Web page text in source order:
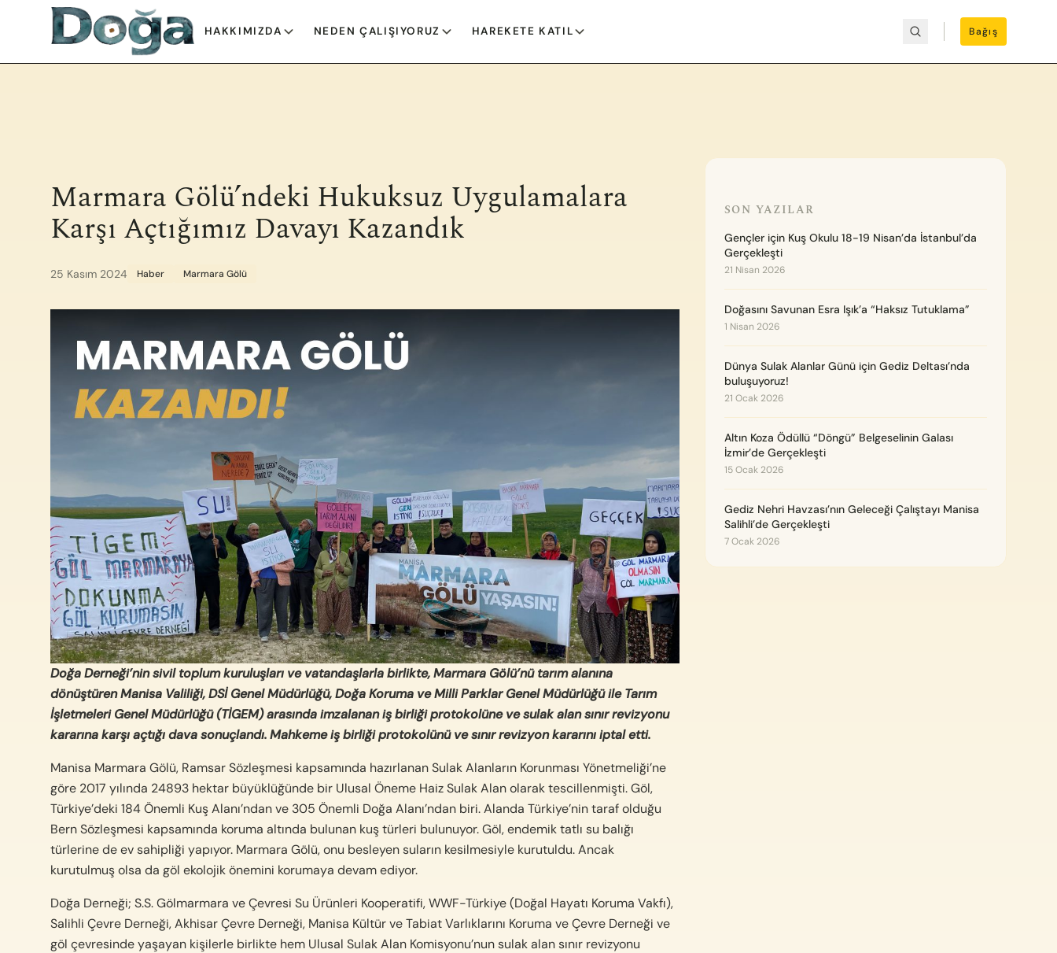
İçeriğe geç
HAKKIMIZDA NEDEN ÇALIŞIYORUZ HAREKETE KATIL Bağış
Marmara Gölü’ndeki Hukuksuz Uygulamalara
Karşı Açtığımız Davayı Kazandık
25 Kasım 2024 Haber Marmara Gölü
Doğa Derneği’nin sivil toplum kuruluşları ve vatandaşlarla birlikte, Marmara Gölü’nü tarım alanına
dönüştüren Manisa Valiliği, DSİ Genel Müdürlüğü, Doğa Koruma ve Milli Parklar Genel Müdürlüğü ile Tarım
İşletmeleri Genel Müdürlüğü (TİGEM) arasında imzalanan iş birliği protokolüne ve sulak alan sınır revizyonu
kararına karşı açtığı dava sonuçlandı. Mahkeme iş birliği protokolünü ve sınır revizyon kararını iptal etti.
Manisa Marmara Gölü, Ramsar Sözleşmesi kapsamında hazırlanan Sulak Alanların Korunması Yönetmeliği’ne
göre 2017 yılında 24893 hektar büyüklüğünde bir Ulusal Öneme Haiz Sulak Alan olarak tescillenmişti. Göl,
Türkiye’deki 184 Önemli Kuş Alanı’ndan ve 305 Önemli Doğa Alanı’ndan biri. Alanda Türkiye’nin taraf olduğu
Bern Sözleşmesi kapsamında koruma altında bulunan kuş türleri bulunuyor. Göl, endemik tatlı su balığı
türlerine de ev sahipliği yapıyor. Marmara Gölü, onu besleyen suların kesilmesiyle kurutuldu. Ancak
kurutulmuş olsa da göl ekolojik önemini korumaya devam ediyor.
Doğa Derneği; S.S. Gölmarmara ve Çevresi Su Ürünleri Kooperatifi, WWF-Türkiye (Doğal Hayatı Koruma Vakfı),
Salihli Çevre Derneği, Akhisar Çevre Derneği, Manisa Kültür ve Tabiat Varlıklarını Koruma ve Çevre Derneği ve
göl çevresinde yaşayan kişilerle birlikte hem Ulusal Sulak Alan Komisyonu’nun sulak alan sınır revizyonu
SON YAZILAR
Gençler için Kuş Okulu 18-19 Nisan’da İstanbul’da
Gerçekleşti
21 Nisan 2026
Doğasını Savunan Esra Işık’a “Haksız Tutuklama”
1 Nisan 2026
Dünya Sulak Alanlar Günü için Gediz Deltası’nda
buluşuyoruz!
21 Ocak 2026
Altın Koza Ödüllü “Döngü” Belgeselinin Galası
İzmir’de Gerçekleşti
15 Ocak 2026
Gediz Nehri Havzası’nın Geleceği Çalıştayı Manisa
Salihli’de Gerçekleşti
7 Ocak 2026